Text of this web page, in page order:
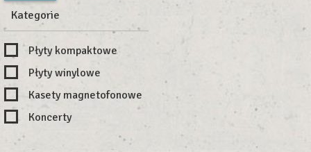
Kategorie
Płyty kompaktowe
Płyty winylowe
Kasety magnetofonowe
Koncerty